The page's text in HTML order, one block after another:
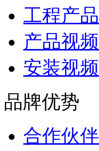
工程产品
产品视频
安装视频
品牌优势
合作伙伴